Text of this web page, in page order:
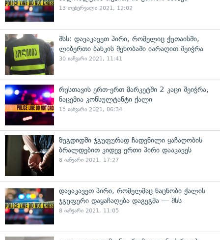
13 თებერვალი 2021, 12:02
შსს: დავაკავეთ პირი, რომელიც ქუთაისში,
ლიბერთი ბანკის შენობაში იარაღით შეიჭრა
30 იანვარი 2021, 11:41
რუსთავის ერთ-ერთ მარკეტში 2 კაცი შეიჭრა,
ნაცემია კონსულტანტი ქალი
15 იანვარი 2021, 06:34
ზუგდიდში ჯგუფურად ჩადენილი ყაჩაღობის
ბრალდებით კიდევ ერთი პირი დააკავეს
8 იანვარი 2021, 17:27
დავაკავეთ პირი, რომელმაც ნაცნობი ქალის
ჯგუფური დაყაჩაღება დაგეგმა — შსს
8 იანვარი 2021, 11:05